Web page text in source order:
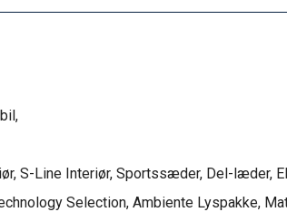
S-Line Interiør, Sportssæder, Del-læder,
Selection, Ambiente Lyspakke,